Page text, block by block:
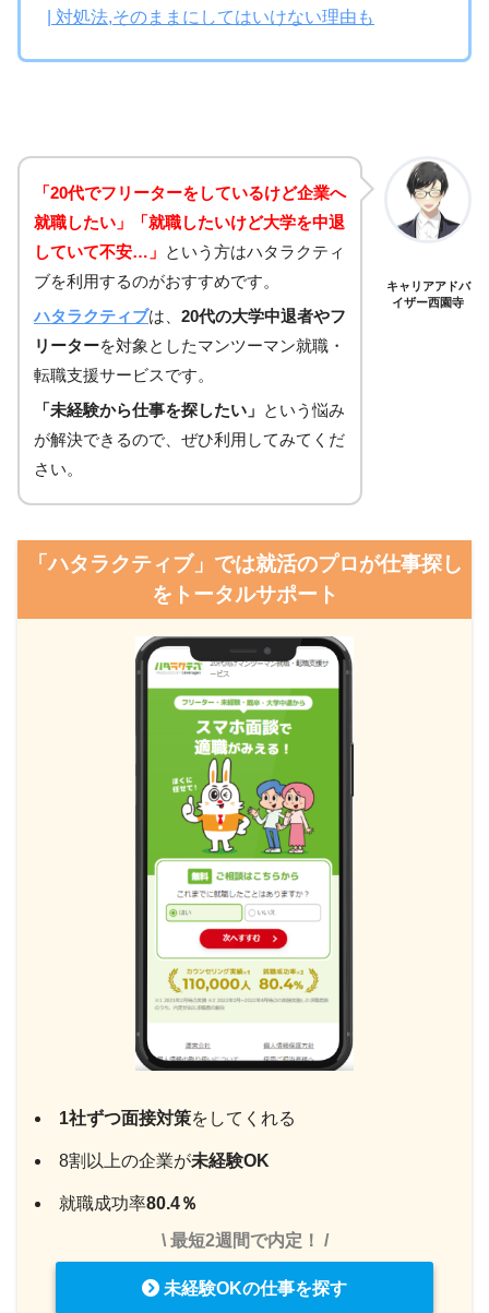
| 対処法,そのままにしてはいけない理由も
「20代でフリーターをしているけど企業へ
就職したい」「就職したいけど大学を中退
していて不安…」 という方はハタラクティ
ブを利用するのがおすすめです。
ハタラクティブは、 20代の大学中退者やフ
リーターを対象としたマンツーマン就職・
転職支援サービスです。
「未経験から仕事を探したい」 という悩み
が解決できるので、ぜひ利用してみてくだ
さい。
キャリアアドバ
イザー西園寺
「ハタラクティブ」では就活のプロが仕事探し
をトータルサポート
1社ずつ面接対策をしてくれる
8割以上の企業が未経験OK
就職成功率80.4％
\ 最短2週間で内定！ /
未経験OKの仕事を探す